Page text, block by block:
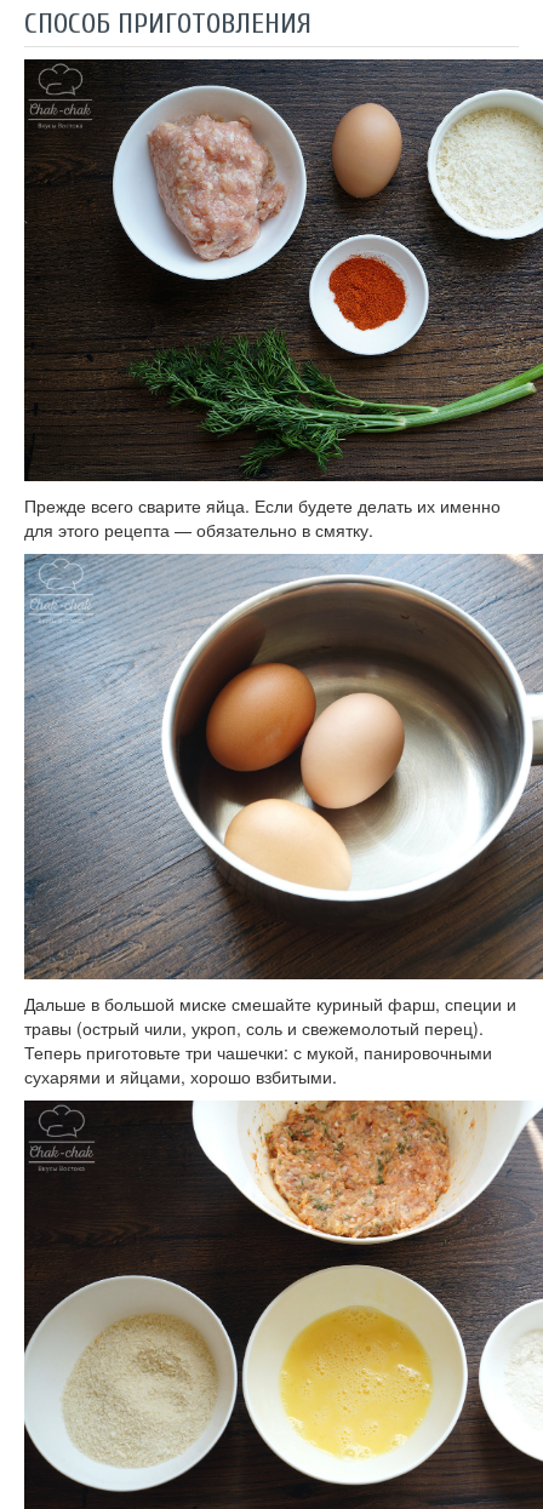
СПОСОБ ПРИГОТОВЛЕНИЯ
Прежде всего сварите яйца. Если будете делать их именно
для этого рецепта — обязательно в смятку.
Дальше в большой миске смешайте куриный фарш, специи и
травы (острый чили, укроп, соль и свежемолотый перец).
Теперь приготовьте три чашечки: с мукой, панировочными
сухарями и яйцами, хорошо взбитыми.